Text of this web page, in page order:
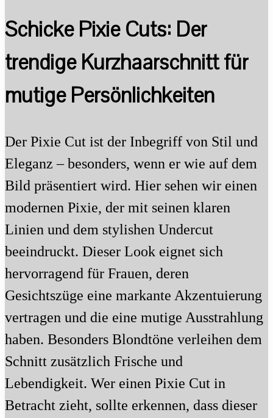
Schicke Pixie Cuts: Der
trendige Kurzhaarschnitt für
mutige Persönlichkeiten
Der Pixie Cut ist der Inbegriff von Stil und
Eleganz – besonders, wenn er wie auf dem
Bild präsentiert wird. Hier sehen wir einen
modernen Pixie, der mit seinen klaren
Linien und dem stylishen Undercut
beeindruckt. Dieser Look eignet sich
hervorragend für Frauen, deren
Gesichtszüge eine markante Akzentuierung
vertragen und die eine mutige Ausstrahlung
haben. Besonders Blondtöne verleihen dem
Schnitt zusätzlich Frische und
Lebendigkeit. Wer einen Pixie Cut in
Betracht zieht, sollte erkennen, dass dieser